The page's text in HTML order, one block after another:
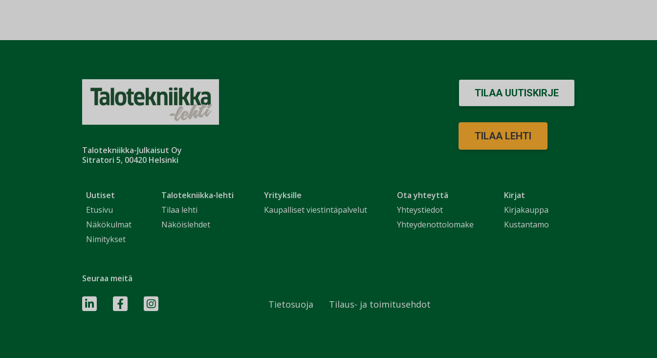
Talotekniikka-Julkaisut Oy
Sitratori 5, 00420 Helsinki
Uutiset
Etusivu
Näkökulmat
Nimitykset
Talotekniikka-lehti
Tilaa lehti
Näköislehdet
Yrityksille
Kaupalliset viestintäpalvelut
Ota yhteyttä
Yhteystiedot
Yhteydenottolomake
Kirjat
Kirjakauppa
Kustantamo
TILAA UUTISKIRJE
TILAA LEHTI
Seuraa meitä
Tietosuoja Tilaus- ja toimitusehdot